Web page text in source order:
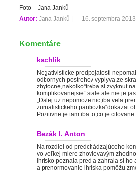
Foto – Jana Janků
Autor: Jana Janků 16. septembra 2013
Komentáre
kachlik
Negativisticke predpojatosti
odbornych postrehov vyplyva,ze
zbytocne,nakolko“treba si zvyknut
komplikovanejsie“ stale ale nie je
„Dalej uz nepomoze nic,iba vela
zurnalistickeho panbozka“dokazat
Pozitivne je tam iba to,co je
Bezák I. Anton
Na rozdiel od predchádzajúceho
vo veľkej miere zhovievavým
ihrisko poznala pred a zahrala si ho
a prenormovanie ihriska pomôžu